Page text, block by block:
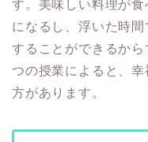
す。美味しい料理が
になるし、浮いた時
することができるか
つの授業によると、
方があります。